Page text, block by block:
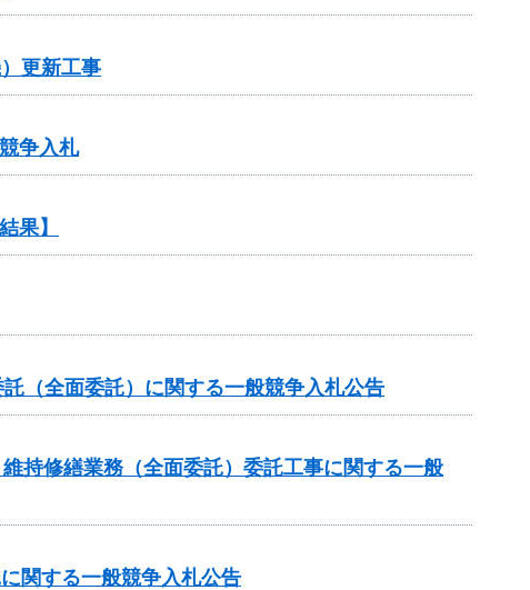
更新工事
争入札
果】
（全面委託）に関する一般競争入札公告
持修繕業務（全面委託）委託工事に関する一般
関する一般競争入札公告